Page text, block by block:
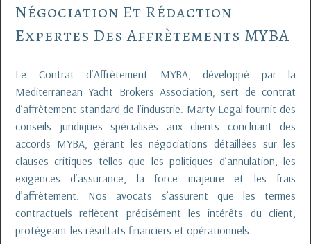
Négociation Et Rédaction
Expertes Des Affrètements MYBA
Le Contrat d’Affrètement MYBA, développé par la
Mediterranean Yacht Brokers Association, sert de contrat
d’affrètement standard de l’industrie. Marty Legal fournit des
conseils juridiques spécialisés aux clients concluant des
accords MYBA, gérant les négociations détaillées sur les
clauses critiques telles que les politiques d’annulation, les
exigences d’assurance, la force majeure et les frais
d’affrètement. Nos avocats s’assurent que les termes
contractuels reflètent précisément les intérêts du client,
protégeant les résultats financiers et opérationnels.